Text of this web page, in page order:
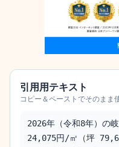
引用用テキスト
コピー＆ペーストでそのまま
2026年（令和8年）の
24,075円/㎡（坪